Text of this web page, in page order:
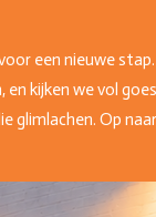
een nieuwe
kijken we vol
glimlachen. Op